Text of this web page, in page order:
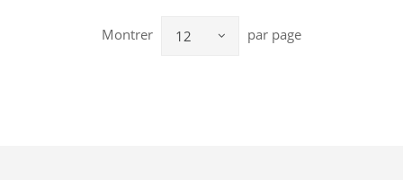
Montrer 12 par page